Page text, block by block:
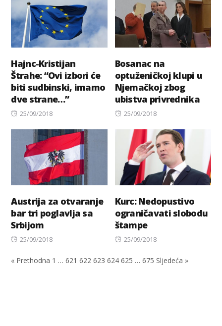
Hajnc-Kristijan
Štrahe: “Ovi izbori će
biti sudbinski, imamo
dve strane…”
Posted
25/09/2018
Bosanac na
optuženičkoj klupi u
Njemačkoj zbog
ubistva privrednika
Posted
25/09/2018
Austrija za otvaranje
bar tri poglavlja sa
Srbijom
Posted
25/09/2018
Kurc: Nedopustivo
ograničavati slobodu
štampe
Posted
25/09/2018
« Prethodna 1 … 621 622 623 624 625 … 675 Sljedeća »